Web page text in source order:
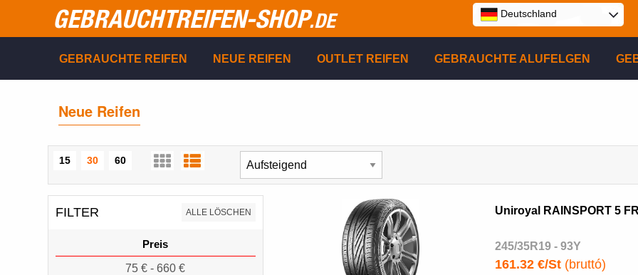
GEBRAUCHTREIFEN-SHOP.DE Deutschland
GEBRAUCHTE REIFEN NEUE REIFEN OUTLET REIFEN GEBRAUCHTE ALUFELGEN
Neue Reifen
15 30 60
FILTER ALLE LÖSCHEN
Preis
75 € - 660 €
Uniroyal RAINSPORT 5 FR
245/35R19 - 93Y
161.32 €/St(bruttó)